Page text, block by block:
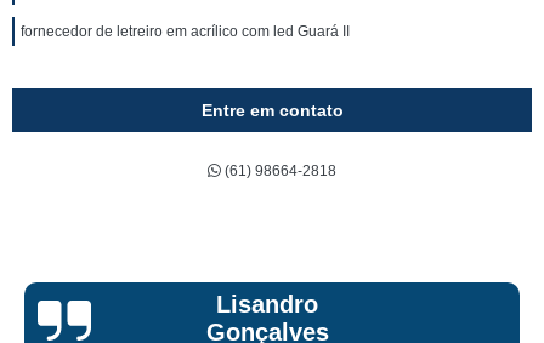
fornecedor de letreiro em acrílico com led Guará II
Entre em contato
(61) 98664-2818
Bruna Eduarda